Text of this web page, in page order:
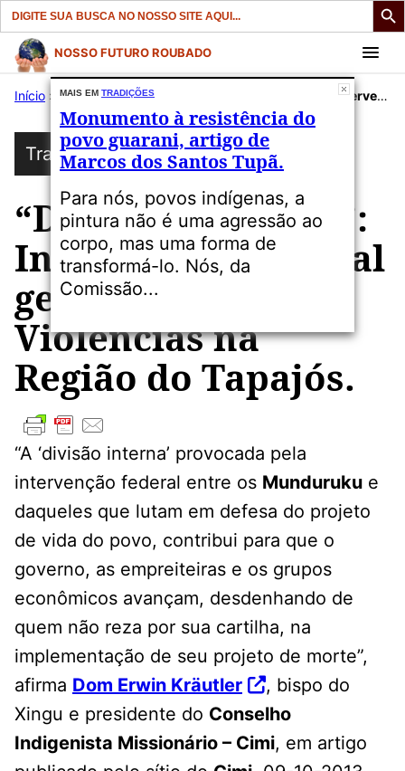
Search
for:
Pular
para
conteúdo
NOSSO FUTURO ROUBADO
Início » Publicações»Tradições “Divide et Impera”: Intervenção Federal gera Conflitos e Violências na Região do Tapajós.
Tradições
“Divide et Impera”:
Intervenção Federal
gera Conflitos e
Violências na
Região do Tapajós.
“A ‘divisão interna’ provocada pela
intervenção federal entre os Munduruku e
daqueles que lutam em defesa do projeto
de vida do povo, contribui para que o
governo, as empreiteiras e os grupos
econômicos avançam, desdenhando de
quem não reza por sua cartilha, na
implementação de seu projeto de morte”,
afirma Dom Erwin Kräutler
, bispo do
Xingu e presidente do Conselho
Indigenista Missionário – Cimi, em artigo
MAIS EM TRADIÇÕES
Monumento à resistência do
povo guarani, artigo de
Marcos dos Santos Tupã.
Para nós, povos indígenas, a
pintura não é uma agressão ao
corpo, mas uma forma de
transformá-lo. Nós, da
Comissão...